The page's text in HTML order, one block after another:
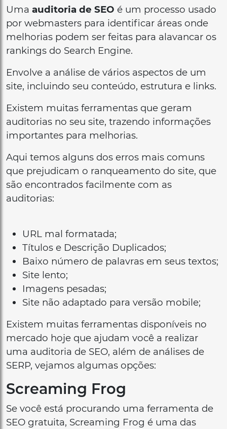
Uma auditoria de SEO é um processo usado
por webmasters para identificar áreas onde
melhorias podem ser feitas para alavancar os
rankings do Search Engine.
Envolve a análise de vários aspectos de um
site, incluindo seu conteúdo, estrutura e links.
Existem muitas ferramentas que geram
auditorias no seu site, trazendo informações
importantes para melhorias.
Aqui temos alguns dos erros mais comuns
que prejudicam o ranqueamento do site, que
são encontrados facilmente com as
auditorias:
URL mal formatada;
Títulos e Descrição Duplicados;
Baixo número de palavras em seus textos;
Site lento;
Imagens pesadas;
Site não adaptado para versão mobile;
Existem muitas ferramentas disponíveis no
mercado hoje que ajudam você a realizar
uma auditoria de SEO, além de análises de
SERP, vejamos algumas opções:
Screaming Frog
Se você está procurando uma ferramenta de
SEO gratuita, Screaming Frog é uma das